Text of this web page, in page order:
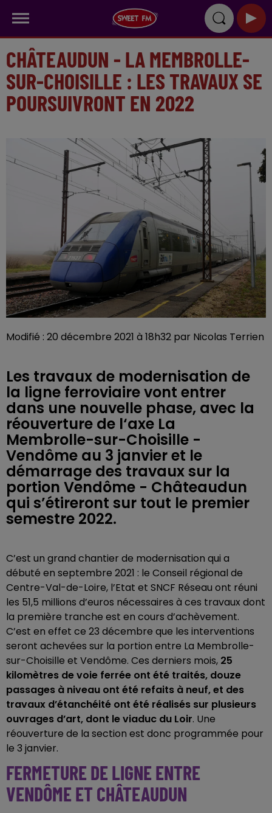
CHÂTEAUDUN - LA MEMBROLLE-
SUR-CHOISILLE : LES TRAVAUX SE
POURSUIVRONT EN 2022
Modifié : 20 décembre 2021 à 18h32 par Nicolas Terrien
Les travaux de modernisation de
la ligne ferroviaire vont entrer
dans une nouvelle phase, avec la
réouverture de l‘axe La
Membrolle-sur-Choisille -
Vendôme au 3 janvier et le
démarrage des travaux sur la
portion Vendôme - Châteaudun
qui s’étireront sur tout le premier
semestre 2022.
C’est un grand chantier de modernisation qui a
débuté en septembre 2021 : le Conseil régional de
Centre-Val-de-Loire, l’Etat et SNCF Réseau ont réuni
les 51,5 millions d’euros nécessaires à ces travaux dont
la première tranche est en cours d’achèvement.
C’est en effet ce 23 décembre que les interventions
seront achevées sur la portion entre La Membrolle-
sur-Choisille et Vendôme. Ces derniers mois, 25
kilomètres de voie ferrée ont été traités, douze
passages à niveau ont été refaits à neuf, et des
travaux d’étanchéité ont été réalisés sur plusieurs
ouvrages d’art, dont le viaduc du Loir. Une
réouverture de la section est donc programmée pour
le 3 janvier.
FERMETURE DE LIGNE ENTRE
VENDÔME ET CHÂTEAUDUN